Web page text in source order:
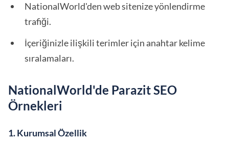
NationalWorld'den web sitenize yönlendirme
trafiği.
İçeriğinizle ilişkili terimler için anahtar kelime
sıralamaları.
NationalWorld'de Parazit SEO
Örnekleri
1. Kurumsal Özellik